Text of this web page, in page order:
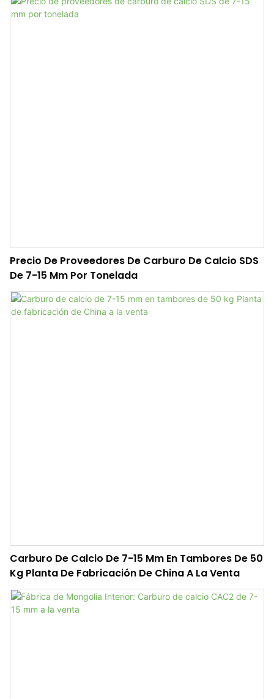
Precio De Proveedores De Carburo De Calcio SDS
De 7-15 Mm Por Tonelada
Carburo De Calcio De 7-15 Mm En Tambores De 50
Kg Planta De Fabricación De China A La Venta